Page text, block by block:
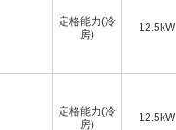
定格能力(冷
房)
12.5kW
定格能力(冷
房)
12.5kW